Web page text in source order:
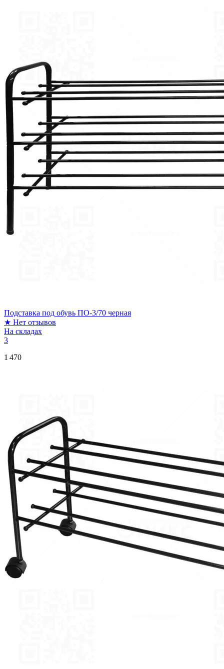
Подставка под обувь ПО-3/70 черная
★ Нет отзывов
На складах
3
1 470